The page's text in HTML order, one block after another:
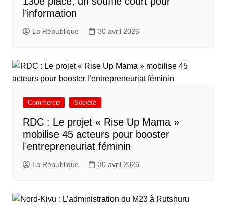
l’information
La République 30 avril 2026
Commerce Société
RDC : Le projet « Rise Up Mama »
mobilise 45 acteurs pour booster
l’entrepreneuriat féminin
La République 30 avril 2026